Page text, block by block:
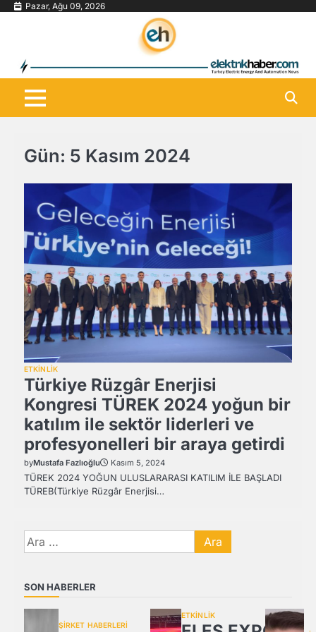
Skip Pazar, Ağu 09, 2026
Gün: 5 Kasım 2024
ETKİNLİK
Türkiye Rüzgâr Enerjisi
Kongresi TÜREK 2024 yoğun bir
katılım ile sektör liderleri ve
profesyonelleri bir araya getirdi
byMustafa Fazlıoğlu Kasım 5, 2024
TÜREK 2024 YOĞUN ULUSLARARASI KATILIM İLE BAŞLADI
TÜREB(Türkiye Rüzgâr Enerjisi…
Arama:
SON HABERLER
ŞİRKET HABERLERİ
ETKİNLİK